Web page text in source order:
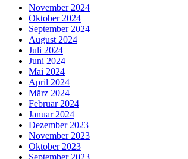
November 2024
Oktober 2024
September 2024
August 2024
Juli 2024
Juni 2024
Mai 2024
April 2024
März 2024
Februar 2024
Januar 2024
Dezember 2023
November 2023
Oktober 2023
September 2023